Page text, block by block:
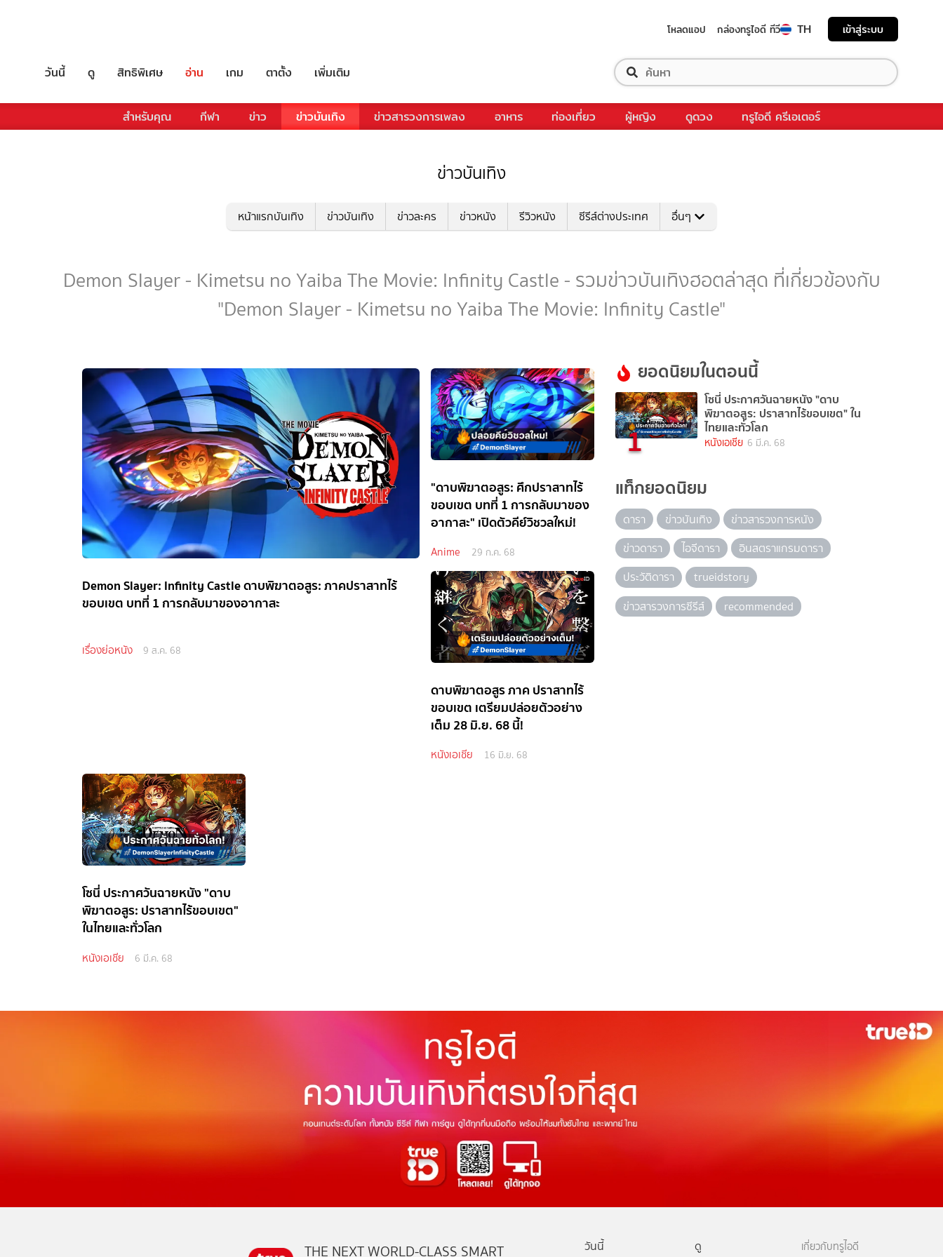
โหลดแอป กล่องทรูไอดี ทีวี TH เข้าสู่ระบบ
วันนี้ ดู สิทธิพิเศษ อ่าน เกม ตาตั้ง เพิ่มเติม
สำหรับคุณ กีฬา ข่าว ข่าวบันเทิง ข่าวสารวงการเพลง อาหาร ท่องเที่ยว ผู้หญิง ดูดวง ทรูไอดี ครีเอเตอร์
ข่าวบันเทิง
หน้าแรกบันเทิง ข่าวบันเทิง ข่าวละคร ข่าวหนัง รีวิวหนัง ซีรีส์ต่างประเทศ อื่นๆ
Demon Slayer - Kimetsu no Yaiba The Movie: Infinity Castle - รวมข่าวบันเทิงฮอตล่าสุด ที่เกี่ยวข้องกับ
"Demon Slayer - Kimetsu no Yaiba The Movie: Infinity Castle"
Demon Slayer: Infinity Castle ดาบพิฆาตอสูร: ภาคปราสาทไร้
ขอบเขต บทที่ 1 การกลับมาของอากาสะ
เรื่องย่อหนัง 9 ส.ค. 68
"ดาบพิฆาตอสูร: ศึกปราสาทไร้
ขอบเขต บทที่ 1 การกลับมาของ
อากาสะ" เปิดตัวคีย์วิชวลใหม่!
Anime 29 ก.ค. 68
ดาบพิฆาตอสูร ภาค ปราสาทไร้
ขอบเขต เตรียมปล่อยตัวอย่าง
เต็ม 28 มิ.ย. 68 นี้!
หนังเอเชีย 16 มิ.ย. 68
โซนี่ ประกาศวันฉายหนัง "ดาบ
พิฆาตอสูร: ปราสาทไร้ขอบเขต"
ในไทยและทั่วโลก
หนังเอเชีย 6 มี.ค. 68
ยอดนิยมในตอนนี้
1
โซนี่ ประกาศวันฉายหนัง "ดาบ
พิฆาตอสูร: ปราสาทไร้ขอบเขต" ใน
ไทยและทั่วโลก
หนังเอเชีย 6 มี.ค. 68
แท็กยอดนิยม
ดารา ข่าวบันเทิง
ข่าวสารวงการหนัง
ข่าวดารา
ไอจีดารา
อินสตราแกรมดารา
ประวัติดารา
trueidstory
ข่าวสารวงการซีรีส์
recommended
THE NEXT WORLD-CLASS SMART วันนี้ ดู เกี่ยวกับทรูไอดี